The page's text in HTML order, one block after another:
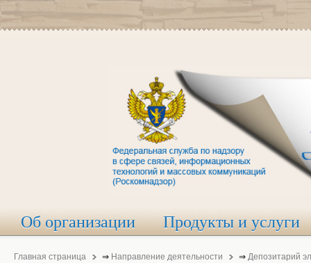
Об организации Продукты и услуги
Главная страница ⇒ Направление деятельности ⇒ Депозитарий